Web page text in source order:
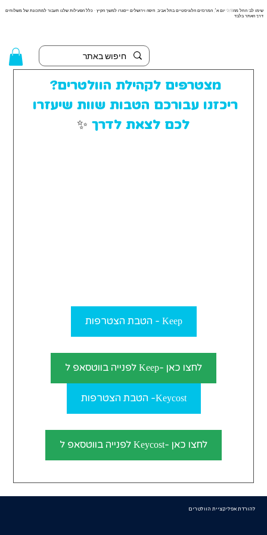
שימו לב! החל מה9/8 יום א׳, המרכזים הלוגיסטיים בתל אביב, חיפה וירושלים ייסגרו למשך הקיץ - כלל הפעילות שלנו תעבור למתכונת של משלוחים
דרך האתר בלבד
מצטרפים לקהילת הוולטרים?
ריכזנו עבורכם הטבות שוות שיעזרו
לכם לצאת לדרך ✨
Keep - הטבת הצטרפות
לחצו כאן -Keep לפנייה בווטסאפ ל
Keycost- הטבת הצטרפות
לחצו כאן -Keycost לפנייה בווטסאפ ל
להורדת אפליקציית הוולטרים